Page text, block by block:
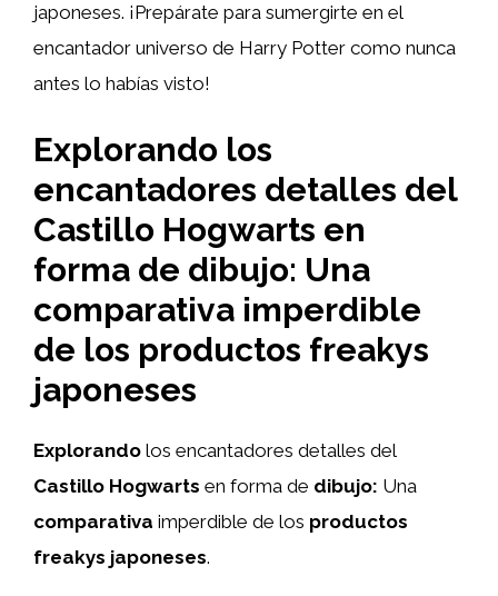
japoneses. ¡Prepárate para sumergirte en el
encantador universo de Harry Potter como nunca
antes lo habías visto!
Explorando los
encantadores detalles del
Castillo Hogwarts en
forma de dibujo: Una
comparativa imperdible
de los productos freakys
japoneses
Explorando los encantadores detalles del
Castillo Hogwarts en forma de dibujo: Una
comparativa imperdible de los productos
freakys japoneses.